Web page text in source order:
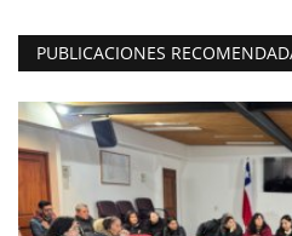
PUBLICACIONES